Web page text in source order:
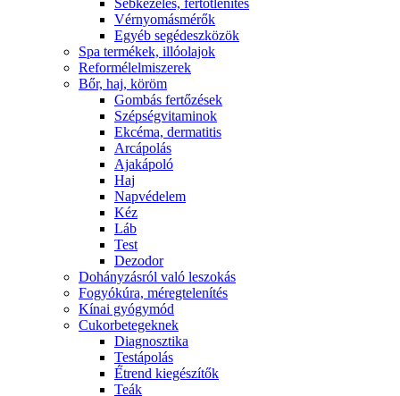
Sebkezelés, fertőtlenítés
Vérnyomásmérők
Egyéb segédeszközök
Spa termékek, illóolajok
Reformélelmiszerek
Bőr, haj, köröm
Gombás fertőzések
Szépségvitaminok
Ekcéma, dermatitis
Arcápolás
Ajakápoló
Haj
Napvédelem
Kéz
Láb
Test
Dezodor
Dohányzásról való leszokás
Fogyókúra, méregtelenítés
Kínai gyógymód
Cukorbetegeknek
Diagnosztika
Testápolás
É́trend kiegészítők
Teák